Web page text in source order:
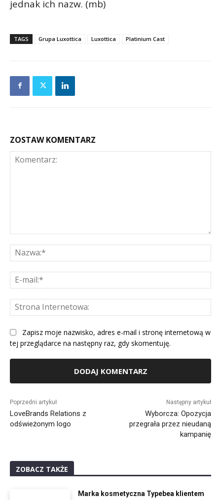
jednak ich nazw. (mb)
TAGS Grupa Luxottica Luxottica Platinium Cast
ZOSTAW KOMENTARZ
Zapisz moje nazwisko, adres e-mail i stronę internetową w
tej przeglądarce na następny raz, gdy skomentuję.
Poprzedni artykuł
LoveBrands Relations z
odświeżonym logo
Następny artykuł
Wyborcza: Opozycja
przegrała przez nieudaną
kampanię
ZOBACZ TAKŻE
Marka kosmetyczna Typebea klientem